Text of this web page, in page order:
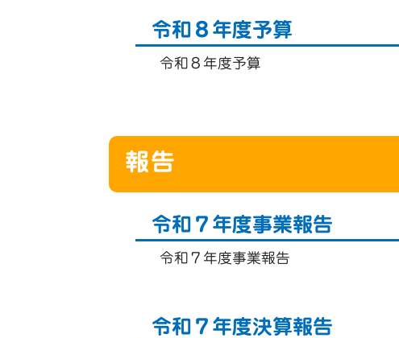
令和８年度予算
令和８年度予算
報告
令和７年度事業報告
令和７年度事業報告
令和７年度決算報告